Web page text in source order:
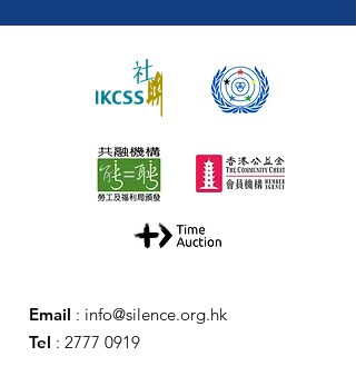
Email : info@silence.org.hk
Tel : 2777 0919